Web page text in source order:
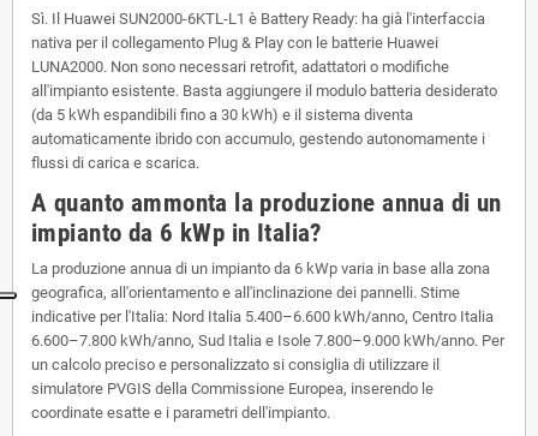
Sì. Il Huawei SUN2000-6KTL-L1 è Battery Ready: ha già l'interfaccia
nativa per il collegamento Plug & Play con le batterie Huawei
LUNA2000. Non sono necessari retrofit, adattatori o modifiche
all'impianto esistente. Basta aggiungere il modulo batteria desiderato
(da 5 kWh espandibili fino a 30 kWh) e il sistema diventa
automaticamente ibrido con accumulo, gestendo autonomamente i
flussi di carica e scarica.
A quanto ammonta la produzione annua di un
impianto da 6 kWp in Italia?
La produzione annua di un impianto da 6 kWp varia in base alla zona
geografica, all'orientamento e all'inclinazione dei pannelli. Stime
indicative per l'Italia: Nord Italia 5.400–6.600 kWh/anno, Centro Italia
6.600–7.800 kWh/anno, Sud Italia e Isole 7.800–9.000 kWh/anno. Per
un calcolo preciso e personalizzato si consiglia di utilizzare il
simulatore PVGIS della Commissione Europea, inserendo le
coordinate esatte e i parametri dell'impianto.